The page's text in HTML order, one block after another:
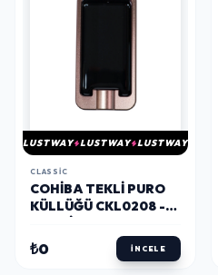
LUSTWAY LUSTWAY LUSTWAY
CLASSIC
COHIBA TEKLI PURO
KÜLLÜĞÜ CKL0208 -
₺0 İNCELE